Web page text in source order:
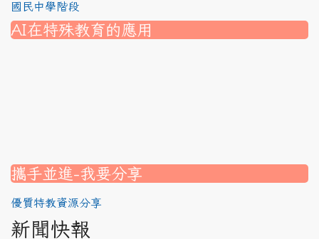
國民中學階段
AI在特殊教育的應用
攜手並進-我要分享
優質特教資源分享
新聞快報